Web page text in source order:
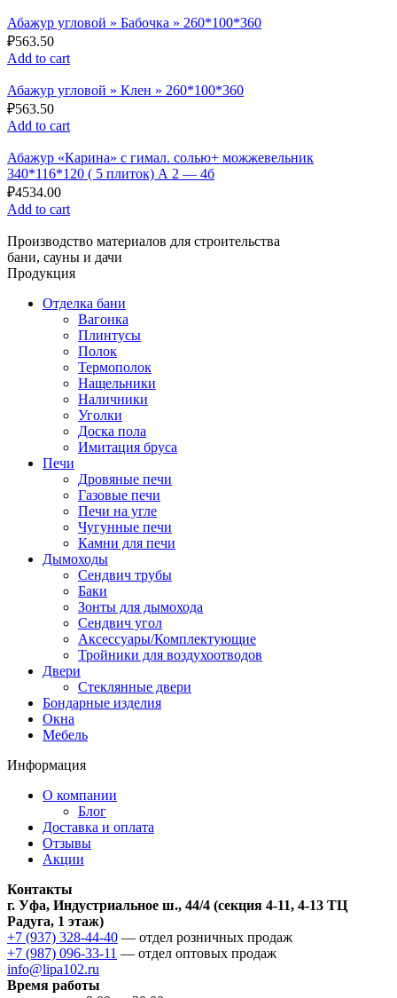
Абажур угловой » Бабочка » 260*100*360
₽563.50
Add to cart
Абажур угловой » Клен » 260*100*360
₽563.50
Add to cart
Абажур «Карина» с гимал. солью+ можжевельник
340*116*120 ( 5 плиток) А 2 — 4б
₽4534.00
Add to cart
Производство материалов для строительства
бани, сауны и дачи
Продукция
Отделка бани
Вагонка
Плинтусы
Полок
Термополок
Нащельники
Наличники
Уголки
Доска пола
Имитация бруса
Печи
Дровяные печи
Газовые печи
Печи на угле
Чугунные печи
Камни для печи
Дымоходы
Сендвич трубы
Баки
Зонты для дымохода
Сендвич угол
Аксессуары/Комплектующие
Тройники для воздухоотводов
Двери
Стеклянные двери
Бондарные изделия
Окна
Мебель
Информация
О компании
Блог
Доставка и оплата
Отзывы
Акции
Контакты
г. Уфа, Индустриальное ш., 44/4 (секция 4-11, 4-13 ТЦ
Радуга, 1 этаж)
+7 (937) 328-44-40 — отдел розничных продаж
+7 (987) 096-33-11 — отдел оптовых продаж
info@lipa102.ru
Время работы